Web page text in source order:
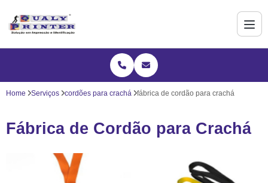
Home Serviços cordões para crachá fábrica de cordão para crachá
Fábrica de Cordão para Crachá